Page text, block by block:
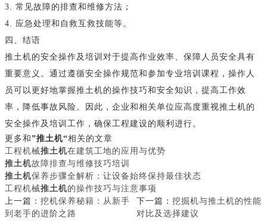
3. 常见故障的排查和维修方法；
4. 应急处理和自救互救技能等。
四、结语
推土机的安全操作及培训对于提高作业效率、保障人员安全具有
重要意义。通过遵循安全操作规范和参加专业培训课程，操作人
员可以更好地掌握推土机的操作技巧和安全知识，提高工作效
率，降低事故风险。因此，企业和相关单位应高度重视推土机的
安全操作及培训工作，确保工程建设的顺利进行。
更多和 ”推土机“相关的文章
工程机械推土机在建筑工地的应用与优势
推土机故障排查与维修技巧培训
推土机保养步骤全解析：让设备始终保持最佳状态
工程机械推土机的操作技巧与注意事项
上一篇： 挖机保养秘籍：从新手
到老手的进阶之路
下一篇： 挖掘机与推土机的性能
对比及选择建议